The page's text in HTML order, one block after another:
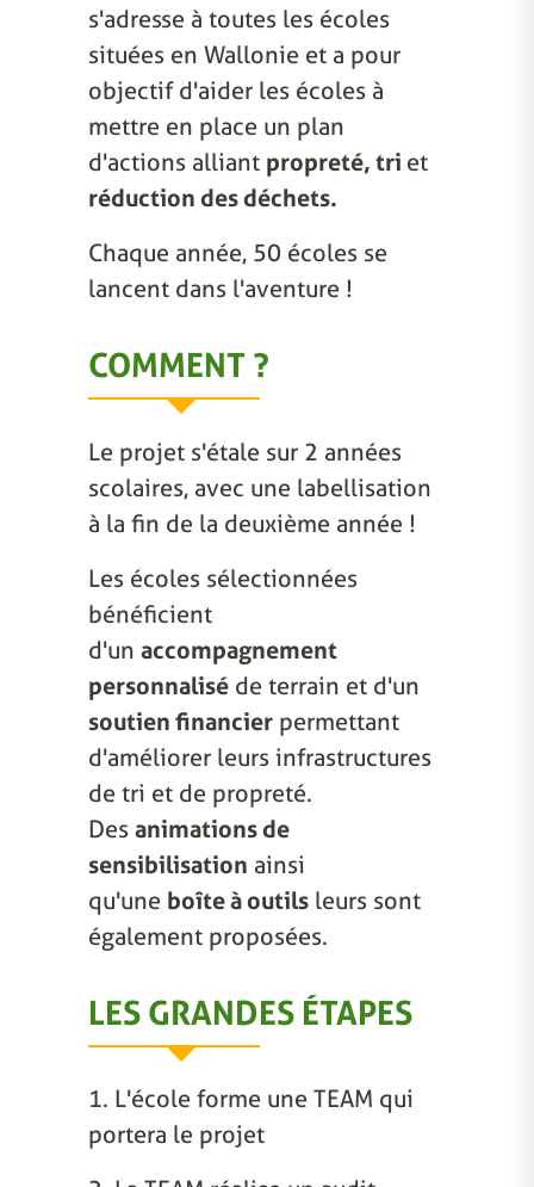
s'adresse à toutes les écoles
situées en Wallonie et a pour
objectif d'aider les écoles à
mettre en place un plan
d'actions alliant propreté, tri et
réduction des déchets.
Chaque année, 50 écoles se
lancent dans l'aventure !
COMMENT ?
Le projet s'étale sur 2 années
scolaires, avec une labellisation
à la fin de la deuxième année !
Les écoles sélectionnées
bénéficient
d'un accompagnement
personnalisé de terrain et d'un
soutien financier permettant
d'améliorer leurs infrastructures
de tri et de propreté.
Des animations de
sensibilisation ainsi
qu'une boîte à outils leurs sont
également proposées.
LES GRANDES ÉTAPES
1. L'école forme une TEAM qui
portera le projet